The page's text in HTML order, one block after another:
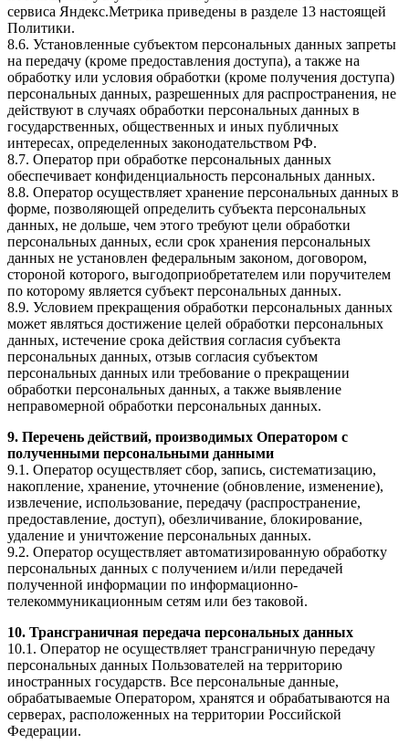
сервиса Яндекс.Метрика приведены в разделе 13 настоящей
Политики.
8.6. Установленные субъектом персональных данных запреты
на передачу (кроме предоставления доступа), а также на
обработку или условия обработки (кроме получения доступа)
персональных данных, разрешенных для распространения, не
действуют в случаях обработки персональных данных в
государственных, общественных и иных публичных
интересах, определенных законодательством РФ.
8.7. Оператор при обработке персональных данных
обеспечивает конфиденциальность персональных данных.
8.8. Оператор осуществляет хранение персональных данных в
форме, позволяющей определить субъекта персональных
данных, не дольше, чем этого требуют цели обработки
персональных данных, если срок хранения персональных
данных не установлен федеральным законом, договором,
стороной которого, выгодоприобретателем или поручителем
по которому является субъект персональных данных.
8.9. Условием прекращения обработки персональных данных
может являться достижение целей обработки персональных
данных, истечение срока действия согласия субъекта
персональных данных, отзыв согласия субъектом
персональных данных или требование о прекращении
обработки персональных данных, а также выявление
неправомерной обработки персональных данных.
9. Перечень действий, производимых Оператором с
полученными персональными данными
9.1. Оператор осуществляет сбор, запись, систематизацию,
накопление, хранение, уточнение (обновление, изменение),
извлечение, использование, передачу (распространение,
предоставление, доступ), обезличивание, блокирование,
удаление и уничтожение персональных данных.
9.2. Оператор осуществляет автоматизированную обработку
персональных данных с получением и/или передачей
полученной информации по информационно-
телекоммуникационным сетям или без таковой.
10. Трансграничная передача персональных данных
10.1. Оператор не осуществляет трансграничную передачу
персональных данных Пользователей на территорию
иностранных государств. Все персональные данные,
обрабатываемые Оператором, хранятся и обрабатываются на
серверах, расположенных на территории Российской
Федерации.